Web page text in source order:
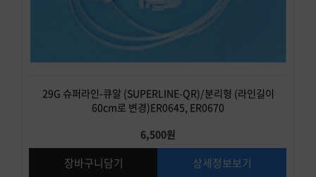
29G 슈퍼라인-큐알 (SUPERLINE-QR)/분리형 (라인길이
60cm로 변경)ER0645, ER0670
6,500원
장바구니담기 상세정보보기